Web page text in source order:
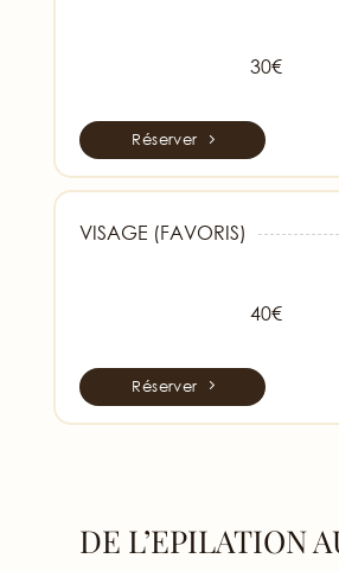
30€
Réserver
VISAGE (FAVORIS)
40€
Réserver
DE L’EPILATION